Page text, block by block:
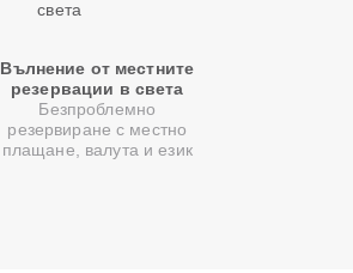
Вълнение от местните
резервации в света
Безпроблемно
резервиране с местно
плащане, валута и език